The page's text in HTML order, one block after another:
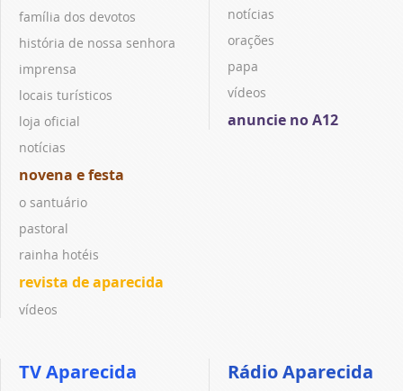
família dos devotos
história de nossa senhora
imprensa
locais turísticos
loja oficial
notícias
novena e festa
o santuário
pastoral
rainha hotéis
revista de aparecida
vídeos
notícias
orações
papa
vídeos
anuncie no A12
TV Aparecida Rádio Aparecida